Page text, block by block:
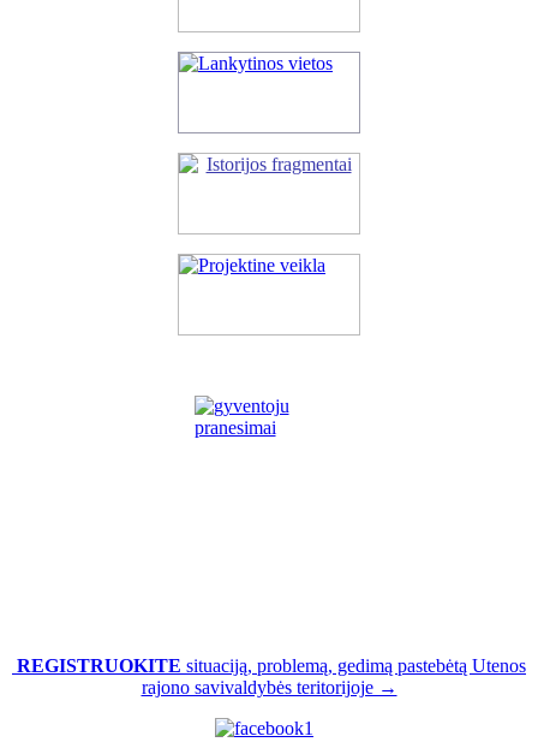
REGISTRUOKITE situaciją, problemą, gedimą pastebėtą Utenos
rajono savivaldybės teritorijoje →